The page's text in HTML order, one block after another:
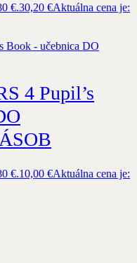
€.30,20 €Aktuálna cena je:
4 Pupil’s
€.10,00 €Aktuálna cena je: